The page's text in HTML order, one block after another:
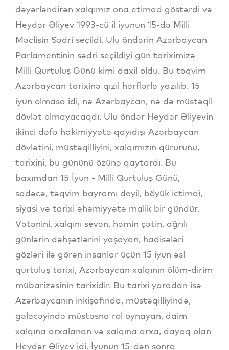
dəyərləndirən xalqımız ona etimad göstərdi və
Heydər Əliyev 1993-cü il iyunun 15-də Milli
Məclisin Sədri seçildi. Ulu öndərin Azərbaycan
Parlamentinin sədri seçildiyi gün tariximizə
Milli Qurtuluş Günü kimi daxil oldu. Bu təqvim
Azərbaycan tarixinə qızıl hərflərlə yazılıb. 15
iyun olmasa idi, nə Azərbaycan, nə də müstəqil
dövlət olmayacaqdı. Ulu öndər Heydər Əliyevin
ikinci dəfə hakimiyyətə qayıdışı Azərbaycan
dövlətini, müstəqilliyini, xalqımızın qürurunu,
tarixini, bu gününü özünə qaytardı. Bu
baxımdan 15 İyun - Milli Qurtuluş Günü,
sadəcə, təqvim bayramı deyil, böyük ictimai,
siyasi və tarixi əhəmiyyətə malik bir gündür.
Vətənini, xalqını sevən, həmin çətin, ağrılı
günlərin dəhşətlərini yaşayan, hadisələri
gözləri ilə görən insanlar üçün 15 iyun əsl
qurtuluş tarixi, Azərbaycan xalqının ölüm-dirim
mübarizəsinin tarixidir. Bu tarixi yaradan isə
Azərbaycanın inkişafında, müstəqilliyində,
gələcəyində müstəsna rol oynayan, daim
xalqına arxalanan və xalqına arxa, dayaq olan
Heydər Əliyev idi. İyunun 15-dən sonra